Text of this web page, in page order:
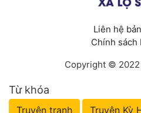
Liên hệ
Chính sách
Copyright © 2022
Từ khóa
Truyện tranh Truyện Kỳ